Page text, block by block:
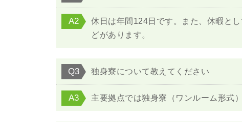
A2
休日は年間124日です。また、休暇と
どがあります。
Q3 独身寮について教えてください
A3 主要拠点では独身寮（ワンルーム形式